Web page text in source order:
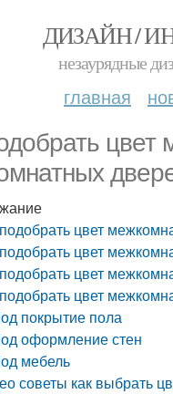
ДИЗАЙН /
незаурядные
главная
цвет
цвет
цвет
цвет
покрытие пола
оформление стен
мебель
советы как выбрать